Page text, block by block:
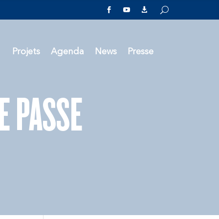
  
Projets Agenda News Presse
PASSE